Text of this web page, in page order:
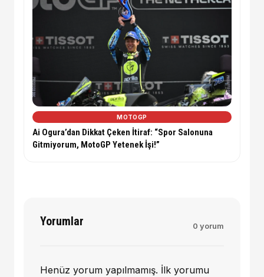
MOTOGP
Ai Ogura’dan Dikkat Çeken İtiraf: “Spor Salonuna
Gitmiyorum, MotoGP Yetenek İşi!”
Yorumlar 0 yorum
Henüz yorum yapılmamış. İlk yorumu